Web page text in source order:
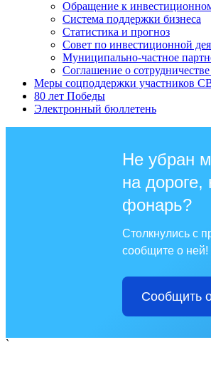
Обращение к
Система поддержки бизнеса
Статистика и прогноз
Совет по инвестиционной
Муниципально-частное
Соглашение о
Меры соцподдержки участников
80 лет Победы
Электронный бюллетень
Не убран
на дороге,
фонарь?
Столкнулись с
сообщите о ней!
Сообщить
`